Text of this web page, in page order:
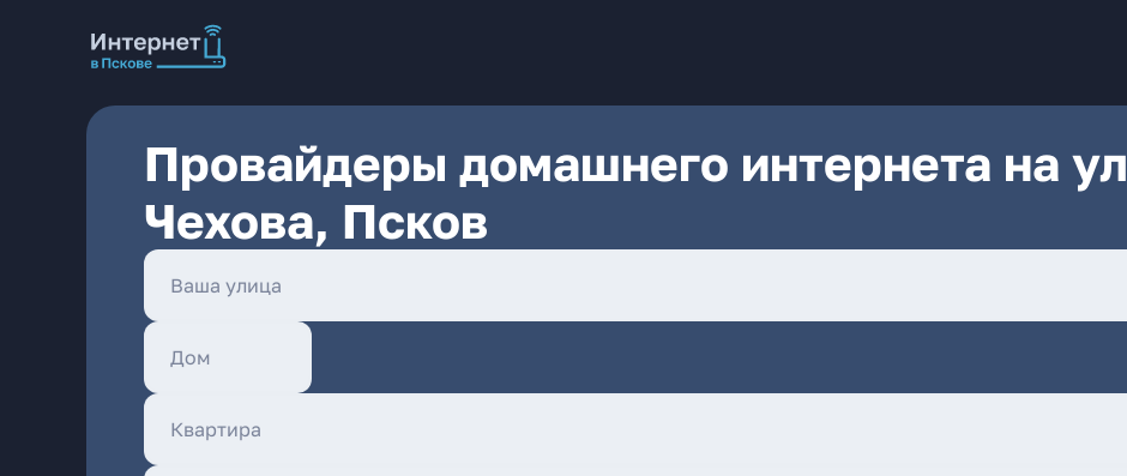
Провайдеры домашнего интернета на ул
Чехова, Псков